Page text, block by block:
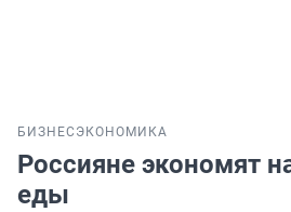
БИЗНЕС ЭКОНОМИКА
Россияне экономят
еды